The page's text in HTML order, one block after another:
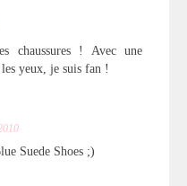
chaussures ! Avec une
yeux, je suis fan !
Suede Shoes ;)